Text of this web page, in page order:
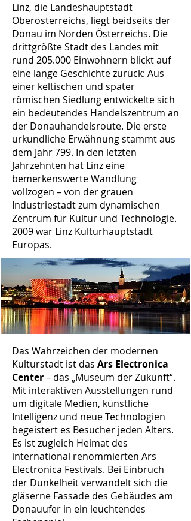
Linz, die Landeshauptstadt
Oberösterreichs, liegt beidseits der
Donau im Norden Österreichs. Die
drittgrößte Stadt des Landes mit
rund 205.000 Einwohnern blickt auf
eine lange Geschichte zurück: Aus
einer keltischen und später
römischen Siedlung entwickelte sich
ein bedeutendes Handelszentrum an
der Donauhandelsroute. Die erste
urkundliche Erwähnung stammt aus
dem Jahr 799. In den letzten
Jahrzehnten hat Linz eine
bemerkenswerte Wandlung
vollzogen – von der grauen
Industriestadt zum dynamischen
Zentrum für Kultur und Technologie.
2009 war Linz Kulturhauptstadt
Europas.
Das Wahrzeichen der modernen
Kulturstadt ist das Ars Electronica
Center– das „Museum der Zukunft“.
Mit interaktiven Ausstellungen rund
um digitale Medien, künstliche
Intelligenz und neue Technologien
begeistert es Besucher jeden Alters.
Es ist zugleich Heimat des
international renommierten Ars
Electronica Festivals. Bei Einbruch
der Dunkelheit verwandelt sich die
gläserne Fassade des Gebäudes am
Donauufer in ein leuchtendes